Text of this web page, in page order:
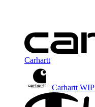
Carhartt
Carhartt WIP